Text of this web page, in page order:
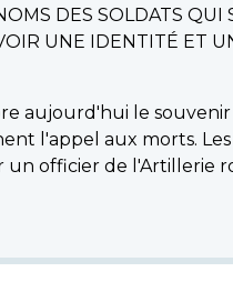
DES SOLDATS
UNE IDENTITÉ ET
aujourd'hui le
l'appel aux morts.
officier de l'Artillerie